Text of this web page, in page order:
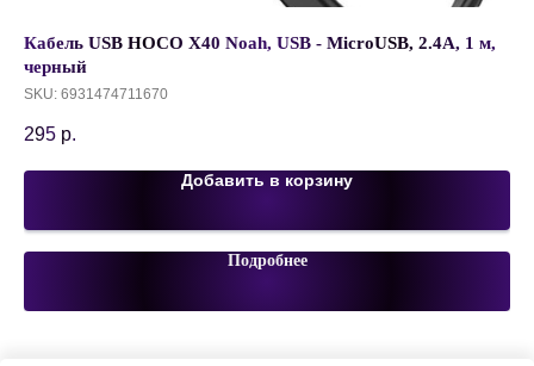
Кабель USB HOCO X40 Noah, USB - MicroUSB, 2.4А, 1 м,
черный
SKU: 6931474711670
295 р.
Добавить в корзину
Подробнее